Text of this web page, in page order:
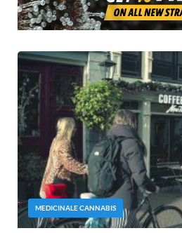
MEDICINALE CANNABIS